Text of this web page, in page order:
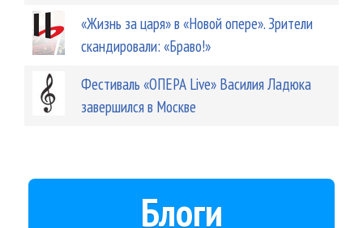
«Жизнь за царя» в «Новой опере». Зрители
скандировали: «Браво!»
Фестиваль «ОПЕРА Live» Василия Ладюка
завершился в Москве
Блоги